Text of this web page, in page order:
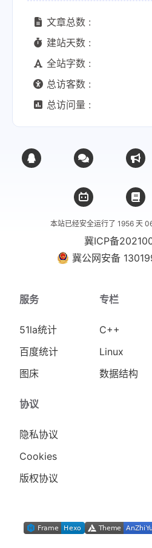
文章总数 :
建站天数 :
全站字数 :
总访客数 :
总访问量 :
本站已经安全运行了 1956 天
冀ICP备
冀公网安备
服务
51la统计
百度统计
图床
专栏
C++
Linux
数据结构
协议
隐私协议
Cookies
版权协议